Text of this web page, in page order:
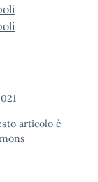
articolo è